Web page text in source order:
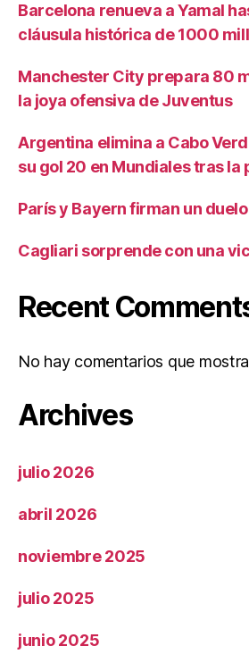
Barcelona renueva a Yamal
cláusula histórica de 1000
Manchester City prepara 80
la joya ofensiva de Juventus
Argentina elimina a Cabo
su gol 20 en Mundiales tras la
París y Bayern firman un
Cagliari sorprende con una
Recent
No hay comentarios que
Archives
julio 2026
abril 2026
noviembre 2025
julio 2025
junio 2025